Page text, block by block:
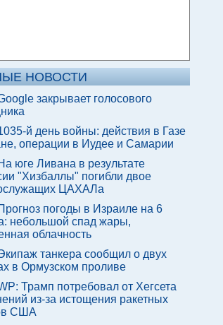
НОВОСТИ
закрывает голосового
й день войны: действия в Газе
операции в Иудее и Самарии
юге Ливана в результате
"Хизбаллы" погибли двое
ЦАХАЛа
погоды в Израиле на 6
небольшой спад жары,
облачность
танкера сообщил о двух
в Ормузском проливе
Трамп потребовал от Хегсета
из-за истощения ракетных
США